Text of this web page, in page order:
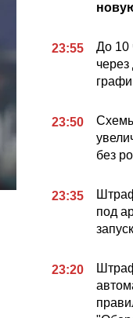
23:55
До 10
23:50
без
23:35
под
23:20